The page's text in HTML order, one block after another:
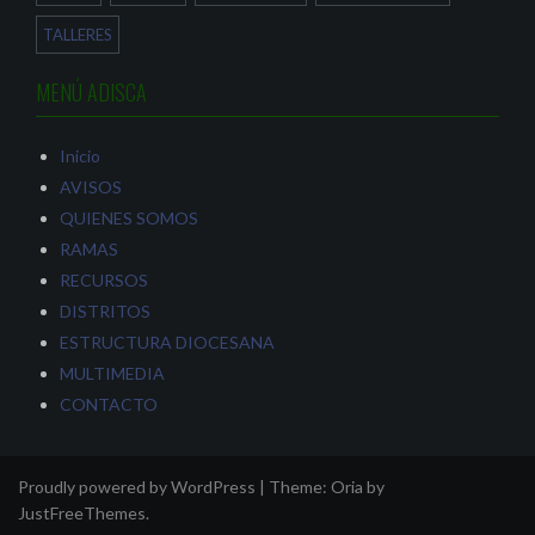
a
)
e
n
n
u
e
n
v
TALLERES
MENÚ ADISCA
Inicio
AVISOS
QUIENES SOMOS
RAMAS
RECURSOS
DISTRITOS
ESTRUCTURA DIOCESANA
MULTIMEDIA
CONTACTO
Proudly powered by WordPress | Theme: Oria by
JustFreeThemes.